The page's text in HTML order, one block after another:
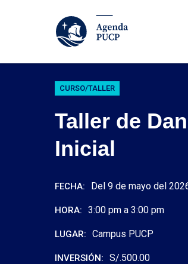
CURSO/TALLER
Taller de
Inicial
FECHA: Del 9 de mayo del
HORA: 3:00 pm a 3:00 pm
LUGAR: Campus PUCP
INVERSIÓN: S/.500.00